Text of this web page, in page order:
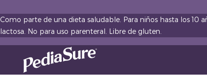
Como parte de una dieta saludable. Para niños hasta los 10
lactosa. No para uso parenteral. Libre de gluten.